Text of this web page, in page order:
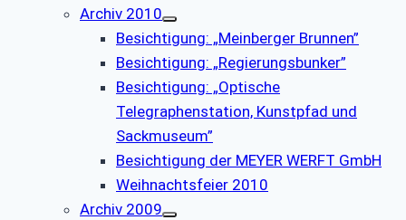
Archiv 2010
Besichtigung: „Meinberger Brunnen”
Besichtigung: „Regierungsbunker”
Besichtigung: „Optische
Telegraphenstation, Kunstpfad und
Sackmuseum”
Besichtigung der MEYER WERFT GmbH
Weihnachtsfeier 2010
Archiv 2009